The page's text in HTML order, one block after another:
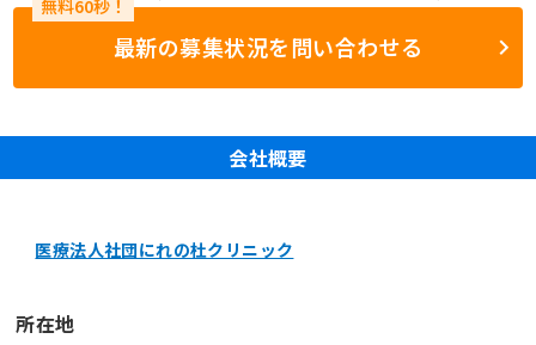
最新の募集状況を問い合わせる
会社概要
医療法人社団にれの杜クリニック
所在地